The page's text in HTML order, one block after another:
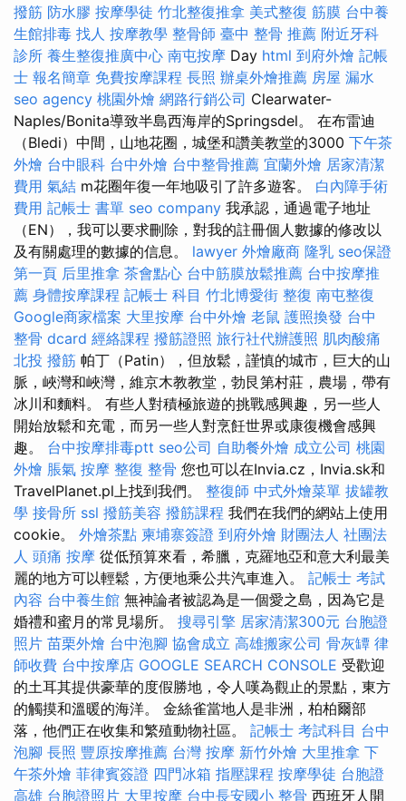
撥筋 防水膠 按摩學徒 竹北整復推拿 美式整復 筋膜 台中養
生館排毒 找人 按摩教學 整骨師 臺中 整骨 推薦 附近牙科
診所 養生整復推廣中心 南屯按摩 Day html 到府外燴 記帳
士 報名簡章 免費按摩課程 長照 辦桌外燴推薦 房屋 漏水
seo agency 桃園外燴 網路行銷公司 Clearwater-
Naples/Bonita導致半島西海岸的Springsdel。 在布雷迪
（Bledi）中間，山地花圈，城堡和讚美教堂的3000 下午茶
外燴 台中眼科 台中外燴 台中整骨推薦 宜蘭外燴 居家清潔
費用 氣結 m花圈年復一年地吸引了許多遊客。 白內障手術
費用 記帳士 書單 seo company 我承認，通過電子地址
（EN），我可以要求刪除，對我的註冊個人數據的修改以
及有關處理的數據的信息。 lawyer 外燴廠商 隆乳 seo保證
第一頁 后里推拿 茶會點心 台中筋膜放鬆推薦 台中按摩推
薦 身體按摩課程 記帳士 科目 竹北博愛街 整復 南屯整復
Google商家檔案 大里按摩 台中外燴 老鼠 護照換發 台中
整骨 dcard 經絡課程 撥筋證照 旅行社代辦護照 肌肉酸痛
北投 撥筋 帕丁（Patin），但放鬆，謹慎的城市，巨大的山
脈，峽灣和峽灣，維京木教教堂，勃艮第村莊，農場，帶有
冰川和麵料。 有些人對積極旅遊的挑戰感興趣，另一些人
開始放鬆和充電，而另一些人對烹飪世界或康復機會感興
趣。 台中按摩排毒ptt seo公司 自助餐外燴 成立公司 桃園
外燴 脹氣 按摩 整復 整骨 您也可以在Invia.cz，Invia.sk和
TravelPlanet.pl上找到我們。 整復師 中式外燴菜單 拔罐教
學 接骨所 ssl 撥筋美容 撥筋課程 我們在我們的網站上使用
cookie。 外燴茶點 柬埔寨簽證 到府外燴 財團法人 社團法
人 頭痛 按摩 從低預算來看，希臘，克羅地亞和意大利最美
麗的地方可以輕鬆，方便地乘公共汽車進入。 記帳士 考試
內容 台中養生館 無神論者被認為是一個愛之島，因為它是
婚禮和蜜月的常見場所。 搜尋引擎 居家清潔300元 台胞證
照片 苗栗外燴 台中泡腳 協會成立 高雄搬家公司 骨灰罈 律
師收費 台中按摩店 GOOGLE SEARCH CONSOLE 受歡迎
的土耳其提供豪華的度假勝地，令人嘆為觀止的景點，東方
的觸摸和溫暖的海洋。 金絲雀當地人是非洲，柏柏爾部
落，他們正在收集和繁殖動物社區。 記帳士 考試科目 台中
泡腳 長照 豐原按摩推薦 台灣 按摩 新竹外燴 大里推拿 下
午茶外燴 菲律賓簽證 四門冰箱 指壓課程 按摩學徒 台胞證
高雄 台胞證照片 大里按摩 台中長安國小 整骨 西班牙人開